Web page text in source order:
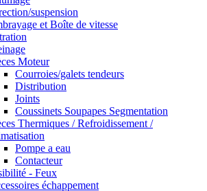
suspension
et Boîte de vitesse
Moteur
Courroies/galets tendeurs
Distribution
Joints
Coussinets Soupapes Segmentation
Thermiques / Refroidissement /
Pompe a eau
Contacteur
- Feux
échappement